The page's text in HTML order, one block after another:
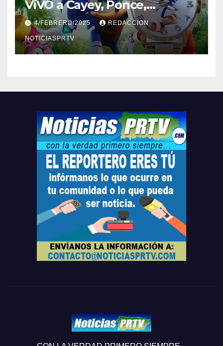
ViVO a Cayey, Ponce,
Barceloneta y Humacao,
Relojes gratis para el que
compre ahora….
4/FEBRERO/2025 REDACCION
NOTICIASPRTV